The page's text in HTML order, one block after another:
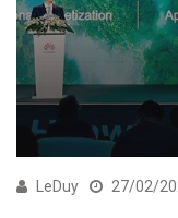
LeDuy 27/02/